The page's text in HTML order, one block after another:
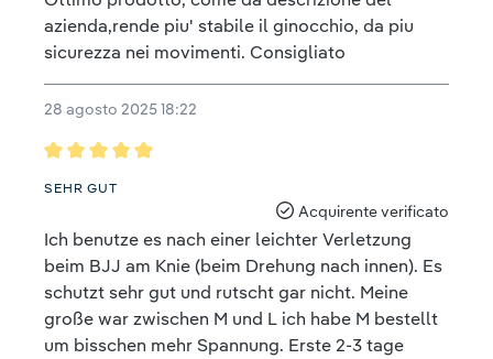
azienda,rende piu' stabile il ginocchio, da piu
sicurezza nei movimenti. Consigliato
28 agosto 2025 18:22
Recensione con valutazione di 5 su 5 stelle
SEHR GUT
Acquirente verificato
Ich benutze es nach einer leichter Verletzung
beim BJJ am Knie (beim Drehung nach innen). Es
schutzt sehr gut und rutscht gar nicht. Meine
große war zwischen M und L ich habe M bestellt
um bisschen mehr Spannung. Erste 2-3 tage